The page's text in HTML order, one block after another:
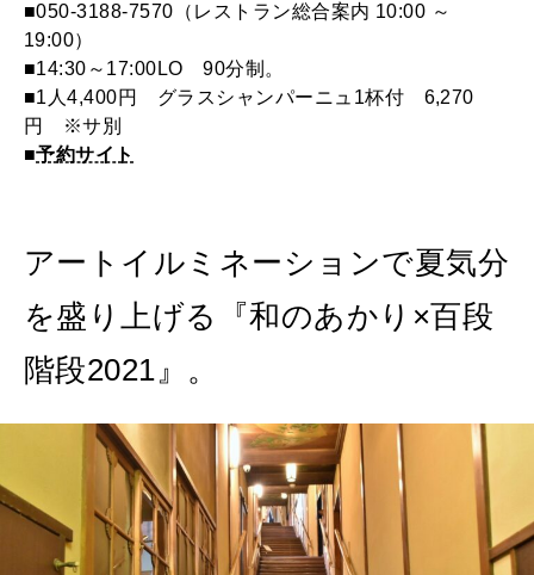
■050-3188-7570（レストラン総合案内 10:00 ～
19:00）
■14:30～17:00LO 90分制。
■1人4,400円 グラスシャンパーニュ1杯付 6,270
円 ※サ別
■予約サイト
アートイルミネーションで夏気分
を盛り上げる『和のあかり×百段
階段2021』。